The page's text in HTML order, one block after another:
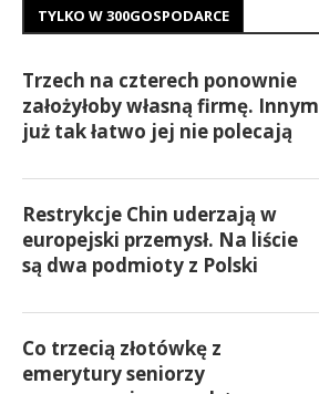
TYLKO W 300GOSPODARCE
Trzech na czterech ponownie
założyłoby własną firmę. Innym
już tak łatwo jej nie polecają
Restrykcje Chin uderzają w
europejski przemysł. Na liście
są dwa podmioty z Polski
Co trzecią złotówkę z
emerytury seniorzy